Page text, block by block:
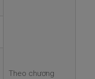
Theo chương